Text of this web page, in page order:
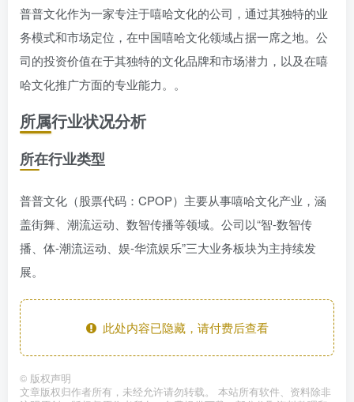
普普文化作为一家专注于嘻哈文化的公司，通过其独特的业
务模式和市场定位，在中国嘻哈文化领域占据一席之地。公
司的投资价值在于其独特的文化品牌和市场潜力，以及在嘻
哈文化推广方面的专业能力。。
所属行业状况分析
所在行业类型
普普文化（股票代码：CPOP）主要从事嘻哈文化产业，涵
盖街舞、潮流运动、数智传播等领域。公司以“智-数智传
播、体-潮流运动、娱-华流娱乐”三大业务板块为主持续发
展。
此处内容已隐藏，请付费后查看
© 版权声明
文章版权归作者所有，未经允许请勿转载。 本站所有软件、资料除非